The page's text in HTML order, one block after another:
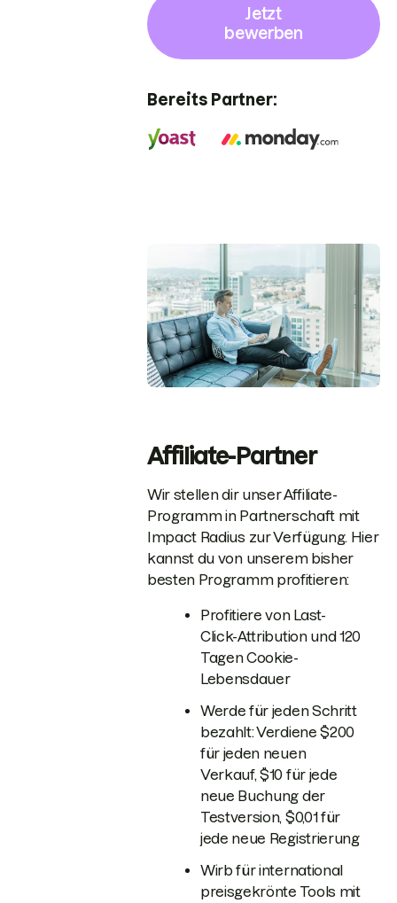
Jetzt
bewerben
Bereits Partner:
Affiliate-Partner
Wir stellen dir unser Affiliate-
Programm in Partnerschaft mit
Impact Radius zur Verfügung. Hier
kannst du von unserem bisher
besten Programm profitieren:
Profitiere von Last-
Click-Attribution und 120
Tagen Cookie-
Lebensdauer
Werde für jeden Schritt
bezahlt: Verdiene $200
für jeden neuen
Verkauf, $10 für jede
neue Buchung der
Testversion, $0,01 für
jede neue Registrierung
Wirb für international
preisgekrönte Tools mit